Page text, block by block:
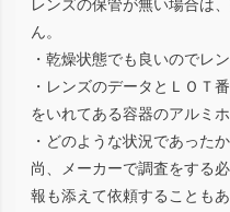
レンズの保管が無い場合は
ん。
・乾燥状態でも良いのでレ
・レンズのデータとＬＯＴ
をいれてある容器のアルミ
・どのような状況であった
尚、メーカーで調査をする
報も添えて依頼することも